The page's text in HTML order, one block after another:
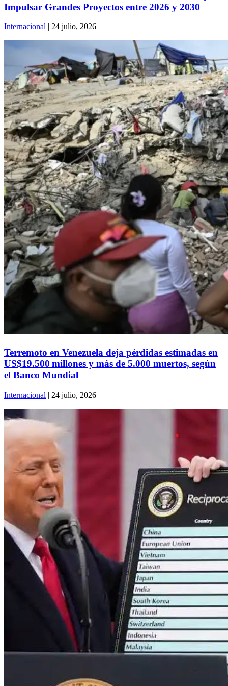
Impulsar Grandes Proyectos entre 2026 y 2030
Internacional | 24 julio, 2026
Terremoto en Venezuela deja pérdidas estimadas en
US$19.500 millones y más de 5.000 muertos, según
el Banco Mundial
Internacional | 24 julio, 2026